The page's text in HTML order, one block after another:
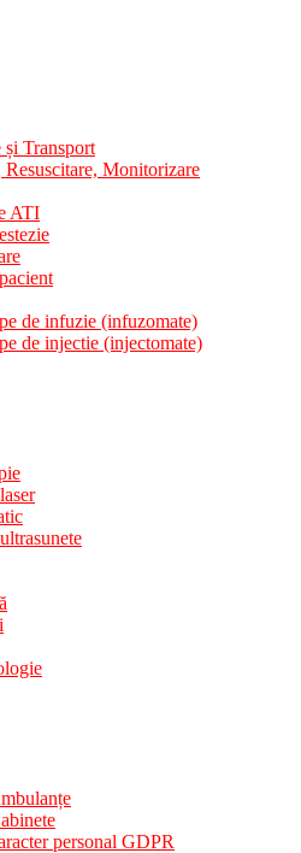
Transport
Resuscitare, Monitorizare
ATI
de infuzie (infuzomate)
de injectie (injectomate)
personal GDPR